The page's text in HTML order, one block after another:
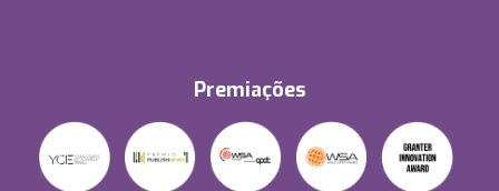
Premiações